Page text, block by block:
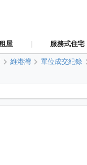
屋 | 服務式住宅
維港灣 單位成交紀錄
8座 28樓 H室 平面圖